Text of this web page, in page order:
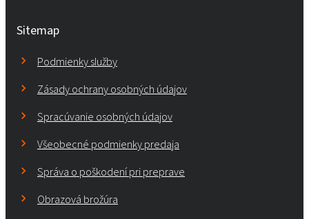
Sitemap
Podmienky služby
Zásady ochrany osobných údajov
Spracúvanie osobných údajov
Všeobecné podmienky predaja
Správa o poškodení pri preprave
Obrazová brožúra